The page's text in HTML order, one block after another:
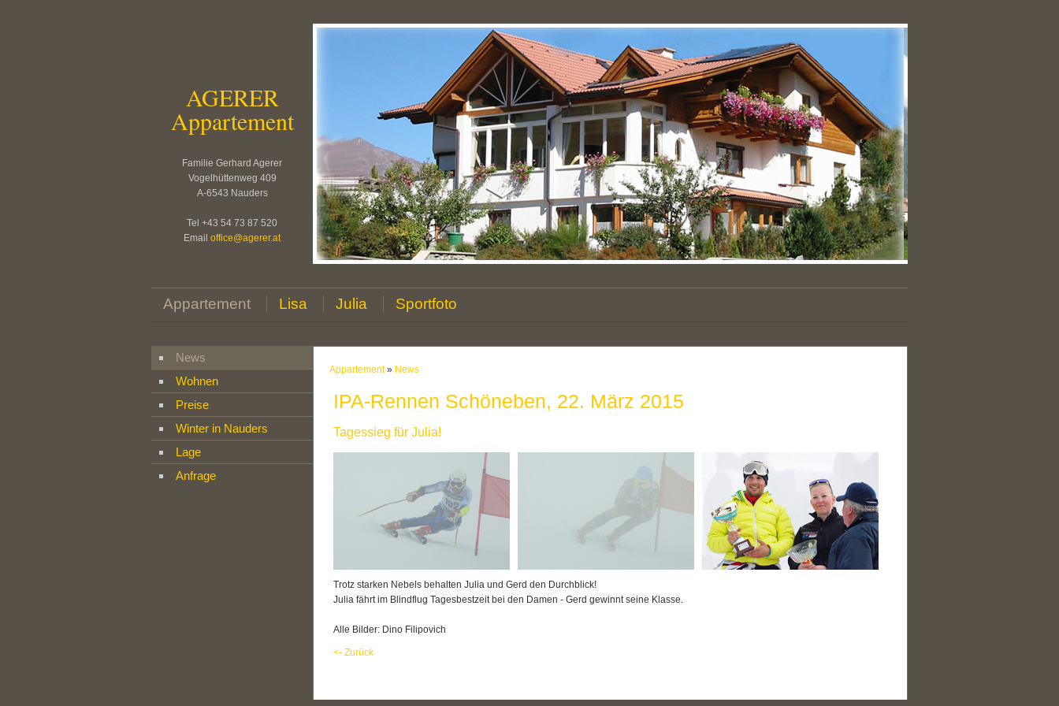
AGERER
Appartement
Familie Gerhard Agerer
Vogelhüttenweg 409
A-6543 Nauders
Tel +43 54 73 87 520
Email office@agerer.at
Appartement Lisa Julia Sportfoto
News
Wohnen
Preise
Winter in Nauders
Lage
Anfrage
Appartement» News
IPA-Rennen Schöneben, 22. März 2015
Tagessieg für Julia!
Trotz starken Nebels behalten Julia und Gerd den Durchblick!
Julia fährt im Blindflug Tagesbestzeit bei den Damen - Gerd gewinnt seine Klasse.
Alle Bilder: Dino Filipovich
<- Zurück